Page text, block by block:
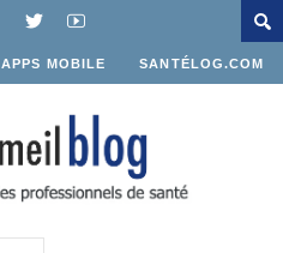
APPS MOBILE SANTÉLOG.COM